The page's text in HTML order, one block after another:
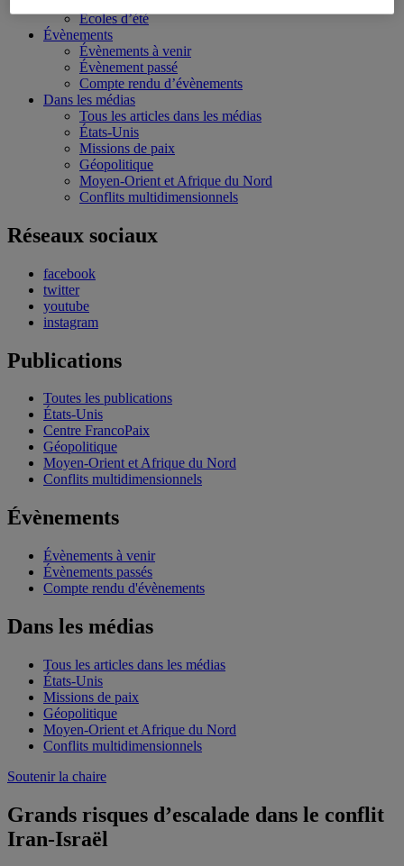
Écoles d’été
Évènements
Évènements à venir
Évènement passé
Compte rendu d’évènements
Dans les médias
Tous les articles dans les médias
États-Unis
Missions de paix
Géopolitique
Moyen-Orient et Afrique du Nord
Conflits multidimensionnels
Réseaux sociaux
facebook
twitter
youtube
instagram
Publications
Toutes les publications
États-Unis
Centre FrancoPaix
Géopolitique
Moyen-Orient et Afrique du Nord
Conflits multidimensionnels
Évènements
Évènements à venir
Évènements passés
Compte rendu d'évènements
Dans les médias
Tous les articles dans les médias
États-Unis
Missions de paix
Géopolitique
Moyen-Orient et Afrique du Nord
Conflits multidimensionnels
Soutenir la chaire
Grands risques d’escalade dans le conflit
Iran-Israël